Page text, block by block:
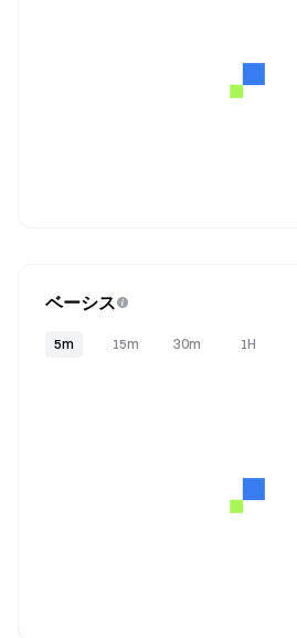
ベーシス
5m 15m 30m 1H